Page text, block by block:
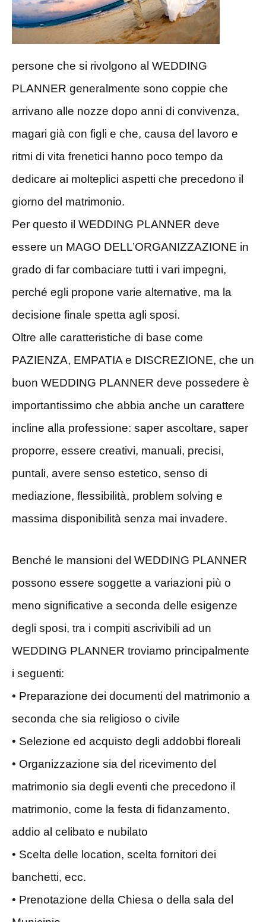
persone che si rivolgono al WEDDING
PLANNER generalmente sono coppie che
arrivano alle nozze dopo anni di convivenza,
magari già con figli e che, causa del lavoro e
ritmi di vita frenetici hanno poco tempo da
dedicare ai molteplici aspetti che precedono il
giorno del matrimonio.
Per questo il WEDDING PLANNER deve
essere un MAGO DELL’ORGANIZZAZIONE in
grado di far combaciare tutti i vari impegni,
perché egli propone varie alternative, ma la
decisione finale spetta agli sposi.
Oltre alle caratteristiche di base come
PAZIENZA, EMPATIA e DISCREZIONE, che un
buon WEDDING PLANNER deve possedere è
importantissimo che abbia anche un carattere
incline alla professione: saper ascoltare, saper
proporre, essere creativi, manuali, precisi,
puntali, avere senso estetico, senso di
mediazione, flessibilità, problem solving e
massima disponibilità senza mai invadere.
Benché le mansioni del WEDDING PLANNER
possono essere soggette a variazioni più o
meno significative a seconda delle esigenze
degli sposi, tra i compiti ascrivibili ad un
WEDDING PLANNER troviamo principalmente
i seguenti:
• Preparazione dei documenti del matrimonio a
seconda che sia religioso o civile
• Selezione ed acquisto degli addobbi floreali
• Organizzazione sia del ricevimento del
matrimonio sia degli eventi che precedono il
matrimonio, come la festa di fidanzamento,
addio al celibato e nubilato
• Scelta delle location, scelta fornitori dei
banchetti, ecc.
• Prenotazione della Chiesa o della sala del